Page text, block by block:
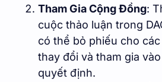
Tham Gia Cộng Đồng:
cuộc thảo luận trong
có thể bỏ phiếu cho
thay đổi và tham gia
quyết định.